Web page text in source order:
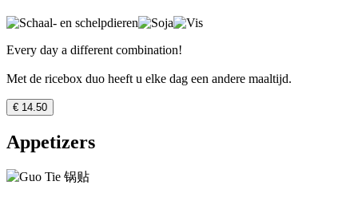
Every day a different combination!
Met de ricebox duo heeft u elke dag een andere maaltijd.
€ 14.50
Appetizers